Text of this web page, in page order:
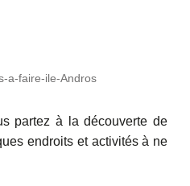
a-faire-ile-Andros
partez à la découverte de
endroits et activités à ne